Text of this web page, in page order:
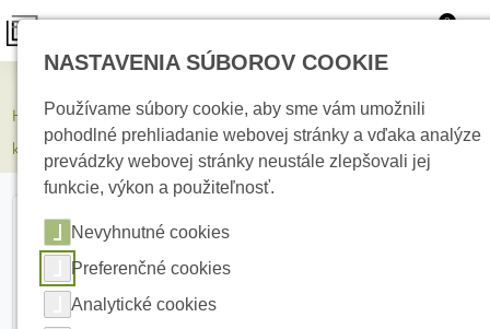
0
HIKVISION DS-2CD2T47G3-LIS2UY/SL(4mm) 4 Mpx Bullet IP
kamera
NASTAVENIA SÚBOROV COOKIE
Používame súbory cookie, aby sme vám umožnili
pohodlné prehliadanie webovej stránky a vďaka analýze
prevádzky webovej stránky neustále zlepšovali jej
funkcie, výkon a použiteľnosť.
Nevyhnutné cookies
Preferenčné cookies
Analytické cookies